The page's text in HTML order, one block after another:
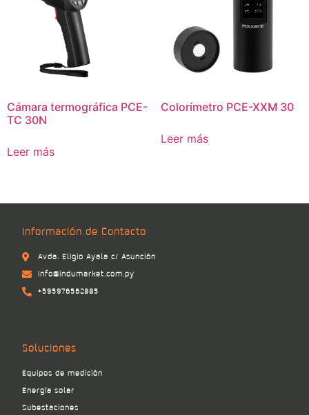
Cámara termográfica PCE-
TC 30N
Leer más
Colorímetro PCE-XXM 30
Leer más
Información de Contacto
Avda. Eligio Ayala c/ Asunción
info@indumarket.com.py
+595976562885
Soluciones
Equipos de medición
Energía solar
Subestaciones